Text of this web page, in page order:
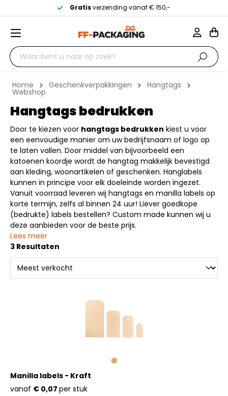
Gratisverzending vanaf € 150,-
Home Geschenkverpakkingen Hangtags
Webshop
Hangtags bedrukken
Door te kiezen voor hangtags bedrukken kiest u voor
een eenvoudige manier om uw bedrijfsnaam of logo op
te laten vallen. Door middel van bijvoorbeeld een
katoenen koordje wordt de hangtag makkelijk bevestigd
aan kleding, woonartikelen of geschenken. Hanglabels
kunnen in principe voor elk doeleinde worden ingezet.
Vanuit voorraad leveren wij hangtags en manilla labels op
korte termijn, zelfs al binnen 24 uur! Liever goedkope
(bedrukte) labels bestellen? Custom made kunnen wij u
deze aanbieden voor de beste prijs.
Lees meer
3 Resultaten
Manilla labels - Kraft
vanaf € 0,07 per stuk